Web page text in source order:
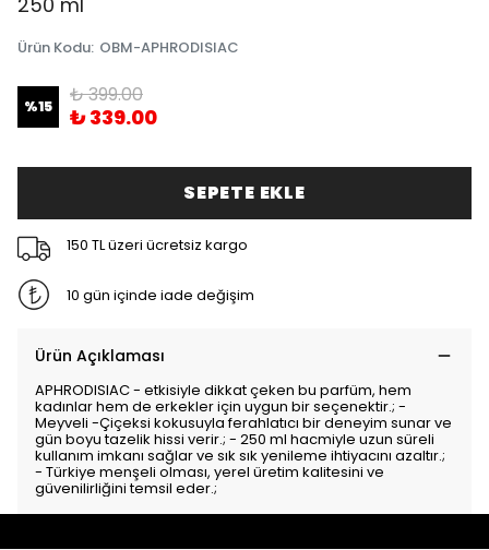
Ürün Kodu: OBM-APHRODISIAC
%15 ₺ 399.00
₺ 339.00
SEPETE EKLE
150 TL üzeri ücretsiz kargo
10 gün içinde iade değişim
Ürün Açıklaması
APHRODISIAC - etkisiyle dikkat çeken bu parfüm, hem
kadınlar hem de erkekler için uygun bir seçenektir.; -
Meyveli -Çiçeksi kokusuyla ferahlatıcı bir deneyim sunar ve
gün boyu tazelik hissi verir.; - 250 ml hacmiyle uzun süreli
kullanım imkanı sağlar ve sık sık yenileme ihtiyacını azaltır.;
- Türkiye menşeli olması, yerel üretim kalitesini ve
güvenilirliğini temsil eder.;